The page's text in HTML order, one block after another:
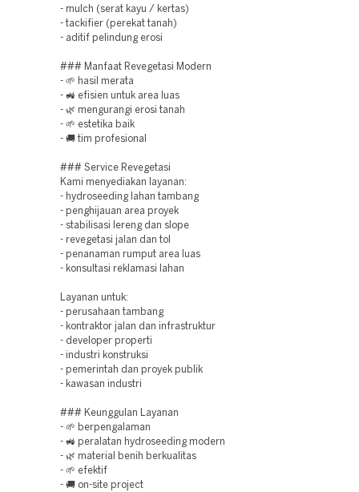
- mulch (serat kayu / kertas)
- tackifier (perekat tanah)
- aditif pelindung erosi
### Manfaat Revegetasi Modern
- 🌱 hasil merata
- 🚜 efisien untuk area luas
- 🌿 mengurangi erosi tanah
- 🌱 estetika baik
- 🚚 tim profesional
### Service Revegetasi
Kami menyediakan layanan:
- hydroseeding lahan tambang
- penghijauan area proyek
- stabilisasi lereng dan slope
- revegetasi jalan dan tol
- penanaman rumput area luas
- konsultasi reklamasi lahan
Layanan untuk:
- perusahaan tambang
- kontraktor jalan dan infrastruktur
- developer properti
- industri konstruksi
- pemerintah dan proyek publik
- kawasan industri
### Keunggulan Layanan
- 🌱 berpengalaman
- 🚜 peralatan hydroseeding modern
- 🌿 material benih berkualitas
- 🌱 efektif
- 🚚 on-site project